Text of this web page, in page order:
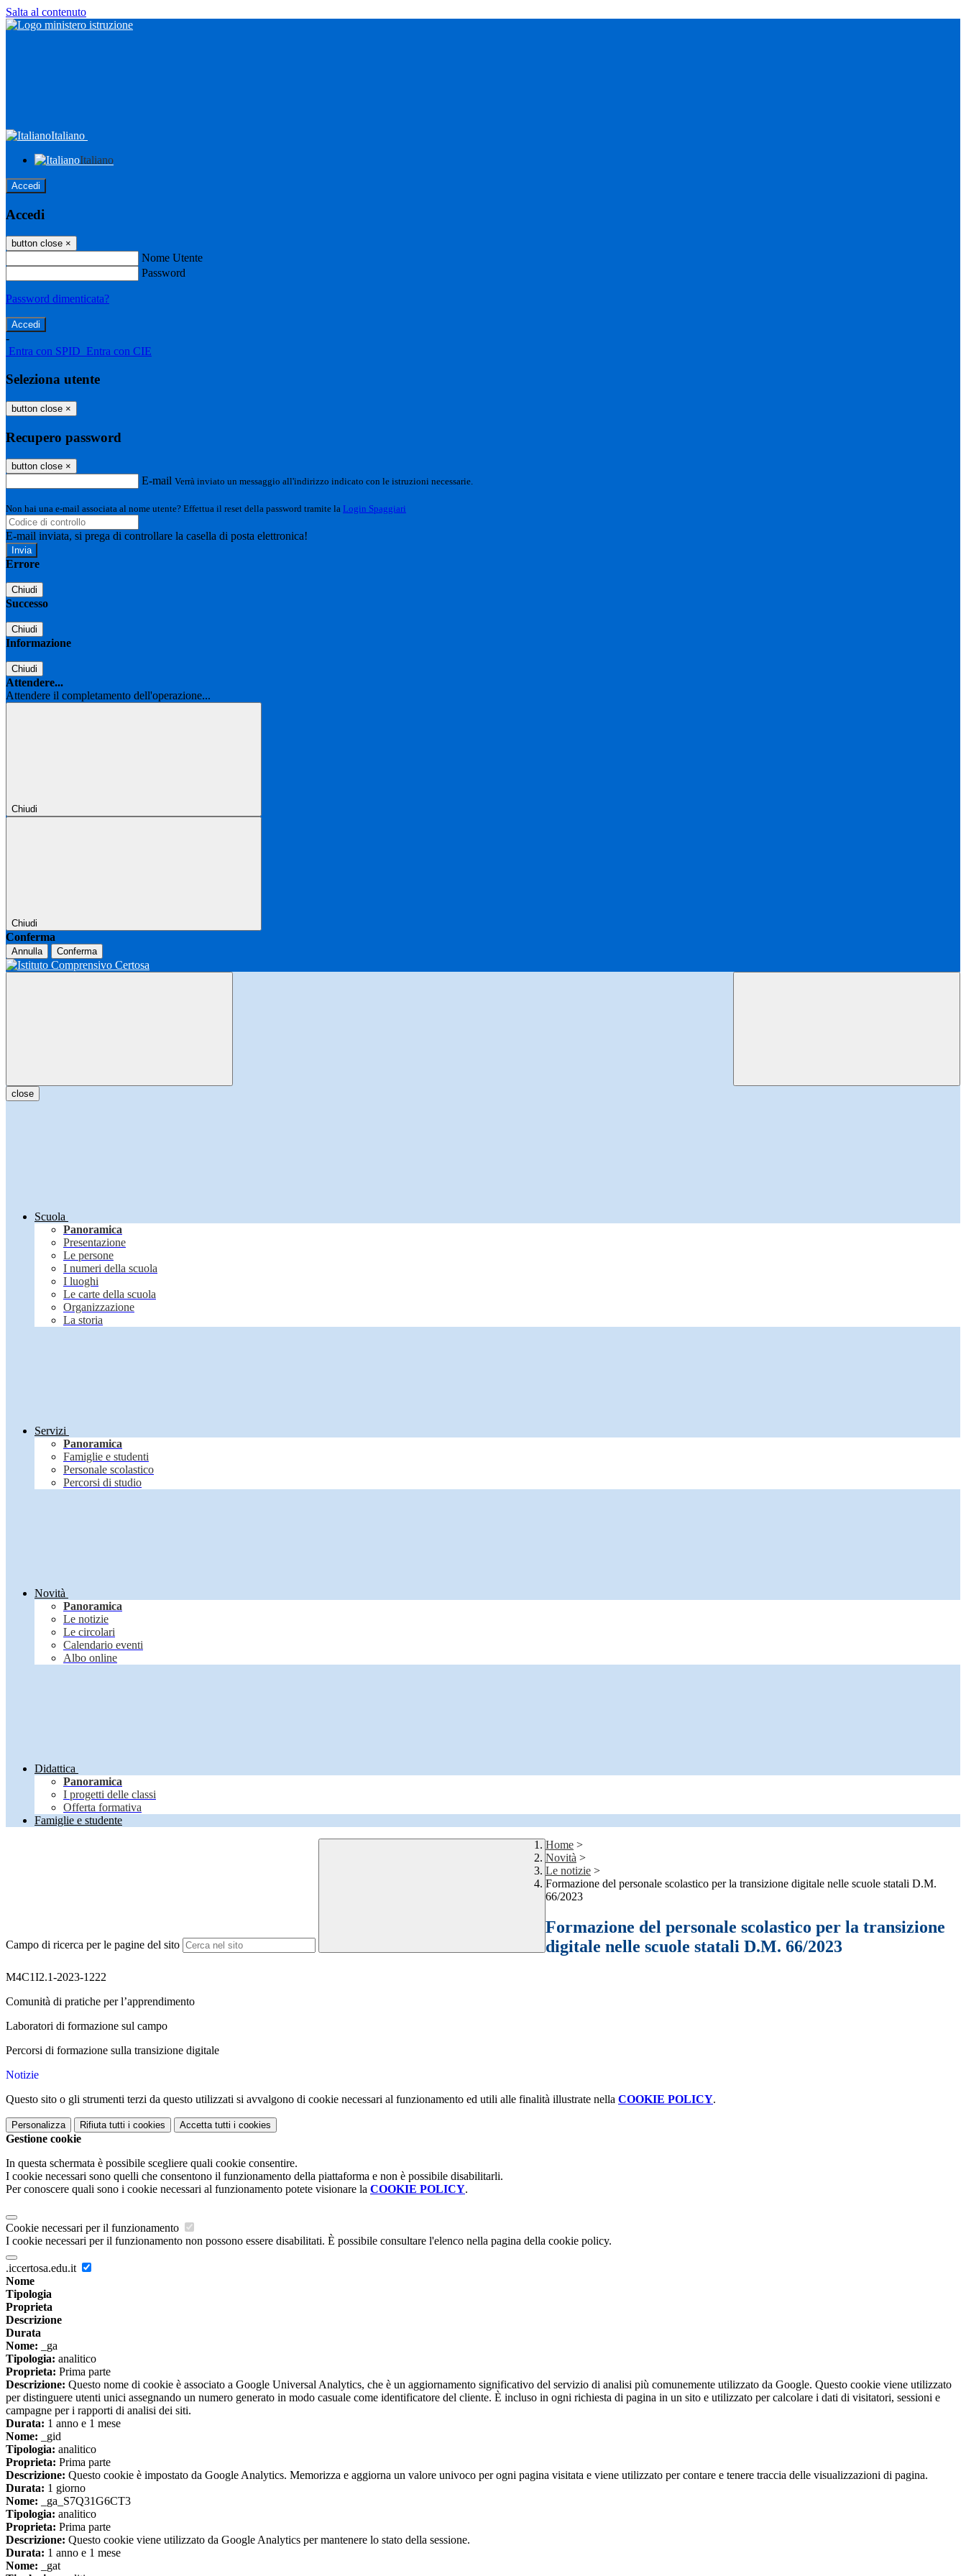
Salta al contenuto
Italiano
Italiano
Accedi
Accedi
button close ×
Nome Utente
Password
Password dimenticata?
-
Entra con SPID Entra con CIE
Seleziona utente
button close ×
Recupero password
button close ×
E-mail Verrà inviato un messaggio all'indirizzo indicato con le istruzioni necessarie.
Non hai una e-mail associata al nome utente? Effettua il reset della password tramite la Login Spaggiari
E-mail inviata, si prega di controllare la casella di posta elettronica!
Errore
Chiudi
Successo
Chiudi
Informazione
Chiudi
Attendere...
Attendere il completamento dell'operazione...
Chiudi
Chiudi
Conferma
Annulla Conferma
close
Scuola
Panoramica
Presentazione
Le persone
I numeri della scuola
I luoghi
Le carte della scuola
Organizzazione
La storia
Servizi
Panoramica
Famiglie e studenti
Personale scolastico
Percorsi di studio
Novità
Panoramica
Le notizie
Le circolari
Calendario eventi
Albo online
Didattica
Panoramica
I progetti delle classi
Offerta formativa
Famiglie e studente
Campo di ricerca per le pagine del sito
Home >
Novità >
Le notizie >
Formazione del personale scolastico per la transizione digitale nelle scuole statali D.M.
66/2023
Formazione del personale scolastico per la transizione
digitale nelle scuole statali D.M. 66/2023
M4C1I2.1-2023-1222
Comunità di pratiche per l’apprendimento
Laboratori di formazione sul campo
Percorsi di formazione sulla transizione digitale
Notizie
Questo sito o gli strumenti terzi da questo utilizzati si avvalgono di cookie necessari al funzionamento ed utili alle finalità illustrate nella COOKIE POLICY.
Personalizza Rifiuta tutti i cookies Accetta tutti i cookies
Gestione cookie
In questa schermata è possibile scegliere quali cookie consentire.
I cookie necessari sono quelli che consentono il funzionamento della piattaforma e non è possibile disabilitarli.
Per conoscere quali sono i cookie necessari al funzionamento potete visionare la COOKIE POLICY.
Cookie necessari per il funzionamento
I cookie necessari per il funzionamento non possono essere disabilitati. È possibile consultare l'elenco nella pagina della cookie policy.
.iccertosa.edu.it
Nome
Tipologia
Proprieta
Descrizione
Durata
Nome: _ga
Tipologia: analitico
Proprieta: Prima parte
Descrizione: Questo nome di cookie è associato a Google Universal Analytics, che è un aggiornamento significativo del servizio di analisi più comunemente utilizzato da Google. Questo cookie viene utilizzato
per distinguere utenti unici assegnando un numero generato in modo casuale come identificatore del cliente. È incluso in ogni richiesta di pagina in un sito e utilizzato per calcolare i dati di visitatori, sessioni e
campagne per i rapporti di analisi dei siti.
Durata: 1 anno e 1 mese
Nome: _gid
Tipologia: analitico
Proprieta: Prima parte
Descrizione: Questo cookie è impostato da Google Analytics. Memorizza e aggiorna un valore univoco per ogni pagina visitata e viene utilizzato per contare e tenere traccia delle visualizzazioni di pagina.
Durata: 1 giorno
Nome: _ga_S7Q31G6CT3
Tipologia: analitico
Proprieta: Prima parte
Descrizione: Questo cookie viene utilizzato da Google Analytics per mantenere lo stato della sessione.
Durata: 1 anno e 1 mese
Nome: _gat